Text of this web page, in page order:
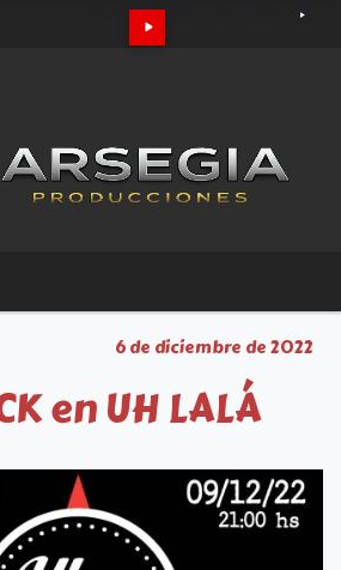
6 de diciembre de 2022
en UH LALÁ